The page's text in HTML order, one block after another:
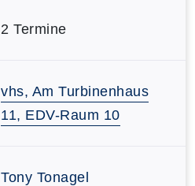
2 Termine
vhs, Am Turbinenhaus
11, EDV-Raum 10
Tony Tonagel